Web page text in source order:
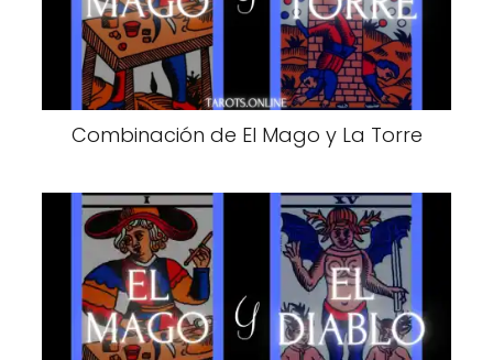
Combinación de El Mago y La Torre